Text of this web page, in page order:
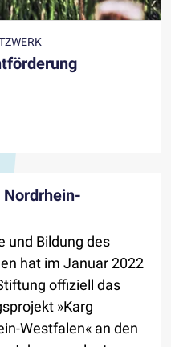
Nordrhein-
und Bildung des
hat im Januar 2022
offiziell das
»Karg
Westfalen« an den